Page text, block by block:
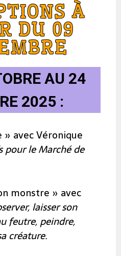
À
DU 09
AU 24
2025 :
» avec Véronique
pour le Marché de
monstre » avec
laisser son
feutre, peindre,
créature.